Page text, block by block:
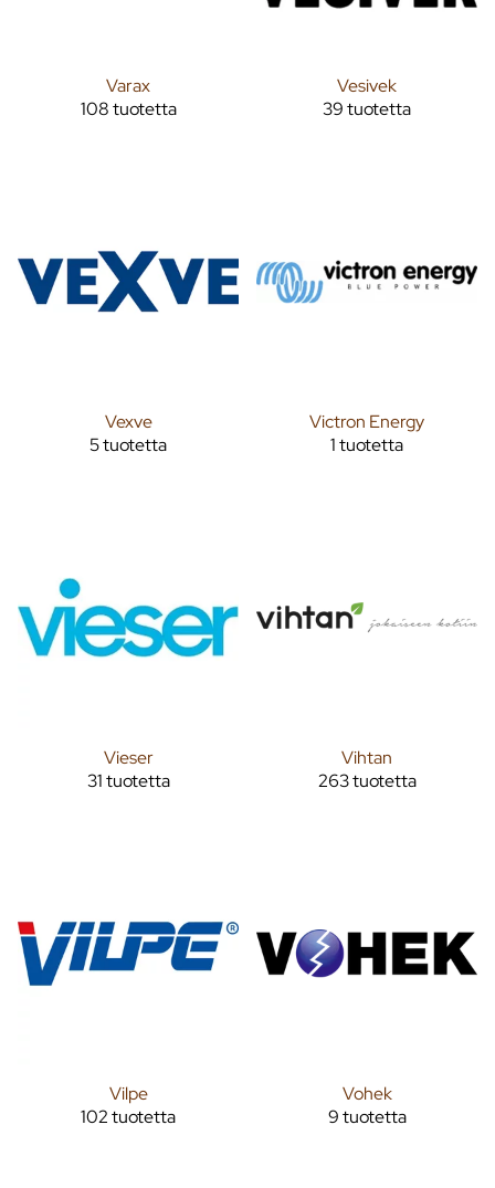
Varax
108 tuotetta
Vesivek
39 tuotetta
Vexve
5 tuotetta
Victron Energy
1 tuotetta
Vieser
31 tuotetta
Vihtan
263 tuotetta
Vilpe
102 tuotetta
Vohek
9 tuotetta